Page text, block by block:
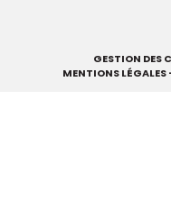
GESTION DES
MENTIONS LÉGALES